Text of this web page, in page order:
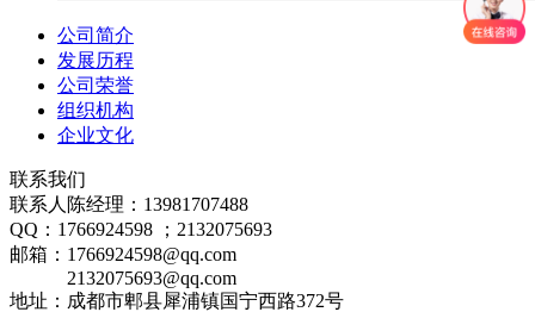
公司简介
发展历程
公司荣誉
组织机构
企业文化
联系我们
联系人陈经理：13981707488
QQ：1766924598 ；2132075693
邮箱：1766924598@qq.com
2132075693@qq.com
地址：成都市郫县犀浦镇国宁西路372号